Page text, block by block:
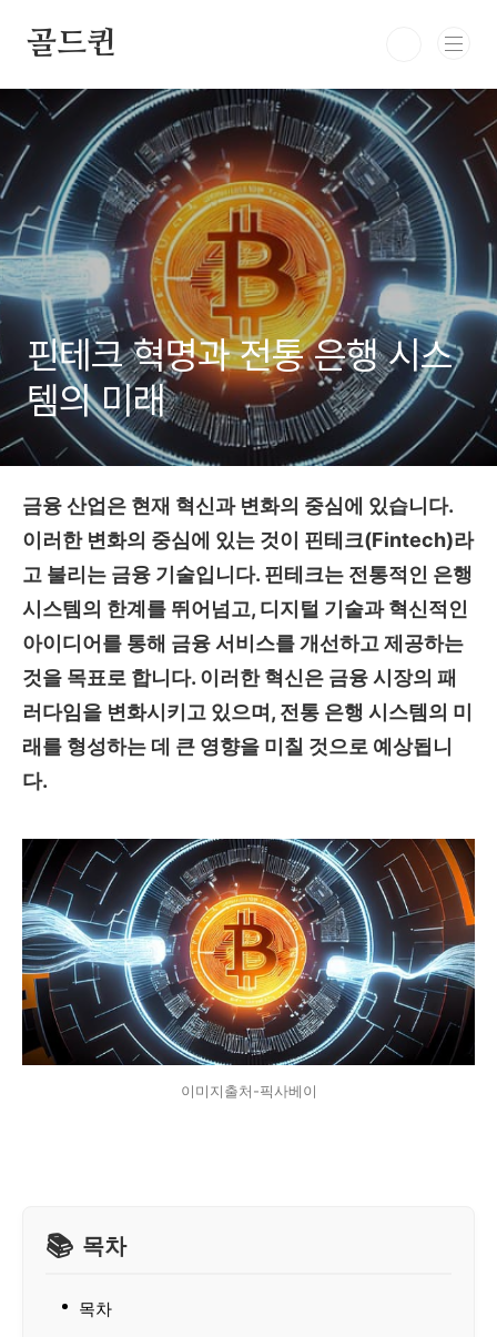
골드퀸
핀테크 혁명과 전통 은행 시스
템의 미래
금융 산업은 현재 혁신과 변화의 중심에 있습니다.
이러한 변화의 중심에 있는 것이 핀테크(Fintech)라
고 불리는 금융 기술입니다. 핀테크는 전통적인 은행
시스템의 한계를 뛰어넘고, 디지털 기술과 혁신적인
아이디어를 통해 금융 서비스를 개선하고 제공하는
것을 목표로 합니다. 이러한 혁신은 금융 시장의 패
러다임을 변화시키고 있으며, 전통 은행 시스템의 미
래를 형성하는 데 큰 영향을 미칠 것으로 예상됩니
다.
이미지출처-픽사베이
목차
목차